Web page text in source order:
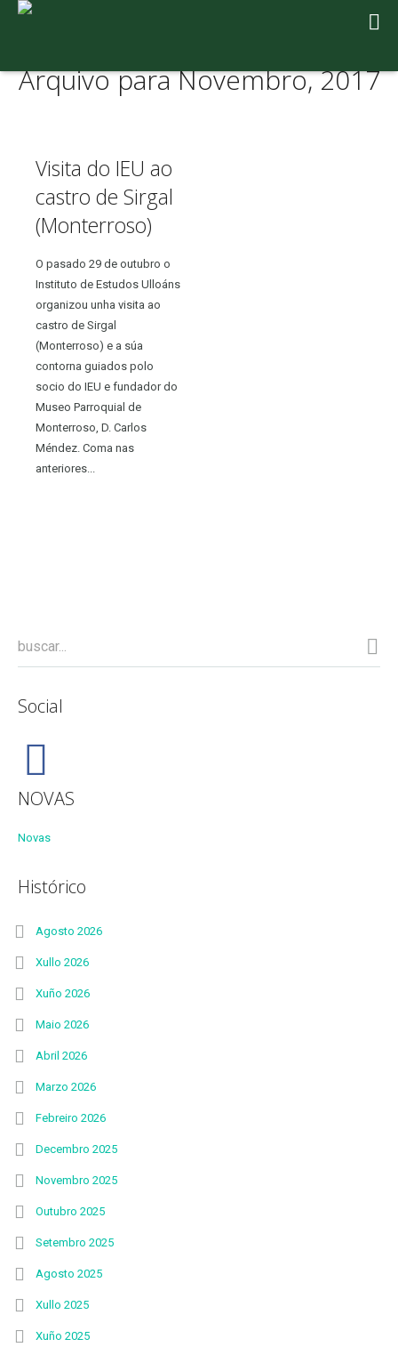
Arquivo para Novembro, 2017
Visita do IEU ao
castro de Sirgal
(Monterroso)
O pasado 29 de outubro o
Instituto de Estudos Ulloáns
organizou unha visita ao
castro de Sirgal
(Monterroso) e a súa
contorna guiados polo
socio do IEU e fundador do
Museo Parroquial de
Monterroso, D. Carlos
Méndez. Coma nas
anteriores...
Social
NOVAS
Novas
Histórico
Agosto 2026
Xullo 2026
Xuño 2026
Maio 2026
Abril 2026
Marzo 2026
Febreiro 2026
Decembro 2025
Novembro 2025
Outubro 2025
Setembro 2025
Agosto 2025
Xullo 2025
Xuño 2025